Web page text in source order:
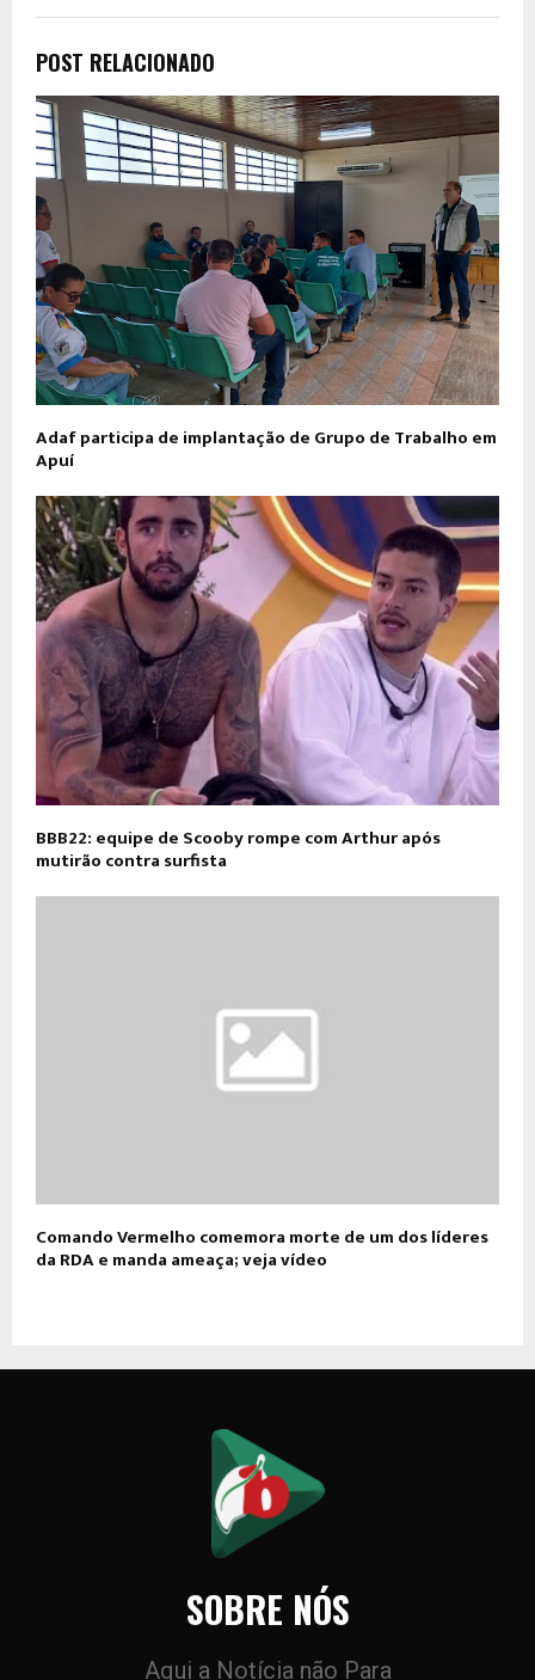
POST RELACIONADO
Adaf participa de implantação de Grupo de Trabalho em
Apuí
BBB22: equipe de Scooby rompe com Arthur após
mutirão contra surfista
Comando Vermelho comemora morte de um dos líderes
da RDA e manda ameaça; veja vídeo
SOBRE NÓS
Aqui a Notícia não Para